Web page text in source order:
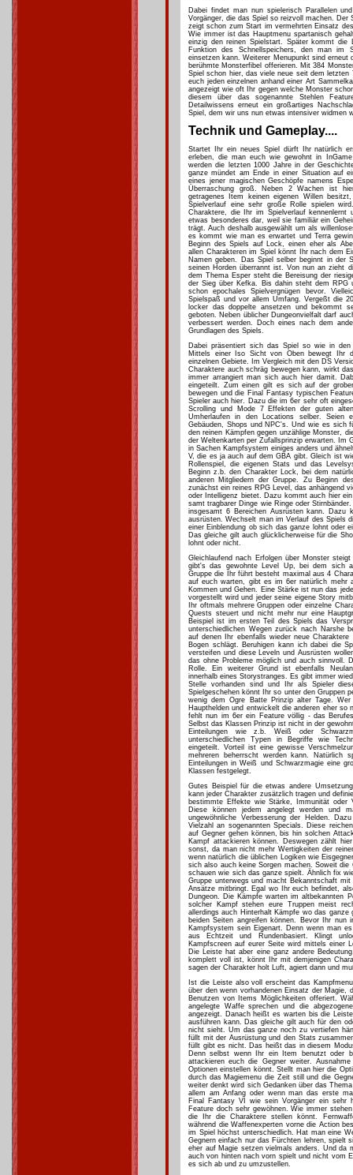
Dabei findet man nun spielerisch Parallelen
Vorgänger, die das Spiel so reizvoll machen.
zeigt schon zum Start im vermehrten Einsatz
Wie immer ist das Hauptmenu spartanisch
einzig den reinen Spielstart. Später kommt
Funktion des Schnellspeichers, den man im
einsetzen kann. Weiterer Menupunkt sind erneut
berühmte Monsterfibel offerieren. Mit 384
Spiel schon hier, das viele neue seit dem
euch jeden einzelnen anhand einer Art
angezeigt wie oft Ihr gegen welche Monster
diesem über das sogenannte Stehlen
Detailwissens erneut ein großartiges
Spiel, dem wir uns nun etwas intensiver widmen
Technik und Gameplay....
Startet Ihr ein neues Spiel dürft Ihr natürlich
erleben, die man euch wie gewohnt in
werden die letzten 1000 Jahre in der
ganze mündet am Ende in einer Situation auf
eines jener magischen Geschöpfe namens
Überraschung groß. Neben 2 Wachen ist
getragenes Item keinen eigenen Willen
Spielverlauf eine sehr große Rolle spielen
Charaktere, die Ihr im Spielverlauf
etwas besonderes dar, weil sie familiär ein
trägt. Auch deshalb ausgewählt um als
es kommt wie man es erwartet und Terra
Beginn des Spiels auf Lock, einen eher als
allen Charakteren im Spiel könnt Ihr nach dem
Namen geben. Das Spiel selber beginnt in der
seinen Horden überrannt ist. Von nun an zieht
dem Thema Esper steht die Bereisung der
der Sieg über Kefka. Bis dahin steht dem
schon epochales Spielvergnügen bevor.
Spielspaß und vor allem Umfang. Vergeßt die
locker das doppelte ansetzen und bekommt
geboten. Neben üblicher Dungeonvielfalt darf
verbessert werden. Doch eines nach dem
Grundlagen des Spiels.
Dabei präsentiert sich das Spiel so wie in den
Mittels einer Iso Sicht von Oben bewegt Ihr
einzelnen Gebiete. Im Vergleich mit den DS
Charaktere auch schräg bewegen kann, wirkt
immer arrangiert man sich auch hier damit.
eingeteilt. Zum einen gilt es sich auf der
bewegen und die Final Fantasy typischen
Spieler auch hier. Dazu die im 6er sehr oft
Scrolling und Mode 7 Effekten der guten
Umherlaufen in den Locations selber.
Gebäuden, Shops und NPC's. Und wie es sich
den reinen Kämpfen gegen unzählige Monster,
der Weltenkarten per Zufallsprinzip erwarten. Im
in Sachen Kampfsystem einiges anders und
V, die es ja auch auf dem GBA gibt. Gleich ist
Rollenspiel, die eigenen Stats und das
Beginn z.b. den Charakter Lock, bei dem
anderen Mitgliedern der Gruppe. Zu Beginn
zunächst ein reines RPG Level, das anhängend
oder Intelligenz bietet. Dazu kommt auch hier
samt tragbarer Dinge wie Ringe oder
insgesamt 6 Bereichen Ausrüsten kann. Dazu
ausrüsten. Wechselt man im Verlauf des Spiels
einer Einblendung ob sich das ganze lohnt oder
Das gleiche gilt auch glücklicherweise für die
lohnt oder nicht.
Gleichlaufend nach Erfolgen über Monster
gibt's das gewohnte Level Up, bei dem sich
Gruppe die Ihr führt besteht maximal aus 4
auf euch warten, gibt es im 6er natürlich mehr
Kommen und Gehen. Eine Stärke ist nun das
vorgestellt wird und jeder seine eigene Story
Ihr oftmals mehrere Gruppen oder einzelne
Quests steuert und nicht mehr nur eine
Beispiel ist im ersten Teil des Spiels das
unterschiedlichen Wegen zurück nach Narshe
auf denen Ihr ebenfalls wieder neue
Bogen schlägt. Beruhigen kann ich dabei die
versteifen und diese Leveln und Ausrüsten
das ohne Probleme möglich und auch sinnvoll.
Rolle. Ein weiterer Grund ist ebenfalls
innerhalb eines Storystranges. Es gibt immer
Stelle vorhanden sind und Ihr als Spieler
Spielgeschehen könnt Ihr so unter den Gruppen
wenig dem Ogre Batte Prinzip alter Tage.
Haupthelden und entwickelt die anderen eher
fehlt nun im 6er ein Feature völlig - das
Selbst das Klassen Prinzip ist nicht in der
Einteilungen wie z.b. Weiß oder
unterschiedlichen Typen in Begriffe wie
eingeteilt. Vorteil ist eine gewisse
mehreren beherrscht werden kann. Natürlich
Einteilungen in Weiß und Schwarzmagie eine
Klassen festgelegt.
Gutes Beispiel für die etwas andere
kann jeder Charakter zusätzlich tragen und
bestimmte Effekte wie Stärke, Immunität oder
Diese können jedem angelegt werden und
ungewöhnliche Verbesserung der Helden.
Vielzahl an sogenannten Specials. Diese
auf Gegner gehen können, bis hin solchen
Kampf attackieren können. Deswegen zählt
sonst, da man nicht mehr Wertigkeiten der
wenn natürlich die üblichen Logiken wie
sich also auch keine Sorgen machen. Soweit
schauen wie sich das ganze spielt. Ähnlich fix
Gruppe unterwegs und macht Bekanntschaft
Ansätze mitbringt. Egal wo Ihr euch befindet,
Dungeon. Die Kämpfe warten im altbekannten
solcher Kampf stehen eure Truppen meist
allerdings auch Hinterhalt Kämpfe wo das
beiden Seiten angreifen können. Bevor Ihr nun
Kampfsystem sein Eigenart. Denn wenn man
aus Echtzeit und Rundenbasiert. Klingt
Kampfscreen auf eurer Seite wird mittels einer
Die Leiste hat aber eine ganz andere
komplett voll ist, könnt Ihr mit demjenigen
sagen der Charakter holt Luft, agiert dann und
Ist die Leiste also voll erscheint das
über den wenn vorhandenen Einsatz der
Benutzen von Items Möglichkeiten offeriert.
angelegte Waffe sprechen und die
angezeigt. Danach heißt es warten bis die
ausführen kann. Das gleiche gilt auch für den
nicht sieht. Um das ganze noch zu vertiefen
füllt mit der Ausrüstung und den Stats
füllt gibt es nicht. Das heißt das in diesem
Denn selbst wenn Ihr ein Item benutzt oder
attackieren euch die Gegner weiter.
Optionen einstellen könnt. Stellt man hier die
durch das Magiemenu die Zeit still und die
weiter denkt wird sich Gedanken über das
allem am Anfang oder wenn man das erste
Final Fantasy VI wie sein Vorgänger ein
Feature doch sehr gewöhnen. Wie immer
die Ihr die Charaktere stellen könnt.
während die Waffenexperten vorne die Action
im Spiel höchst unterschiedlich. Hat man eine
Gegnern einfach nur das Fürchten lehren, spielt
eher auf Magie setzen vielmals anders. Und da
auch von hinten nach vorn spielt und nicht vom
es sich ab und zu umzustellen.